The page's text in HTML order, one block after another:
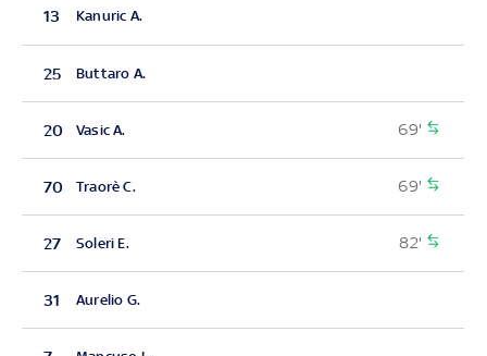
13 Kanuric A.
25 Buttaro A.
20 Vasic A. 69'
70 Traorè C. 69'
27 Soleri E. 82'
31 Aurelio G.